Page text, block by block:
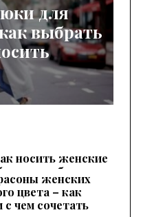
для
выбрать
носить женские
чтобы
эффектноженских
цвета – как
с чем сочетать